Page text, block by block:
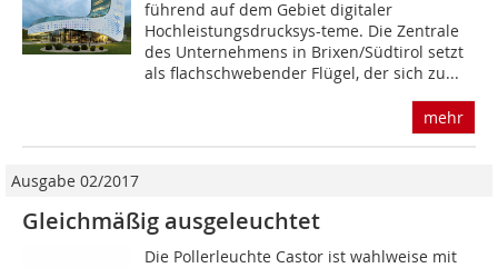
führend auf dem Gebiet digitaler
Hochleistungsdrucksys-teme. Die Zentrale
des Unternehmens in Brixen/Südtirol setzt
als flachschwebender Flügel, der sich zu...
mehr
Ausgabe 02/2017
Gleichmäßig ausgeleuchtet
Die Pollerleuchte Castor ist wahlweise mit